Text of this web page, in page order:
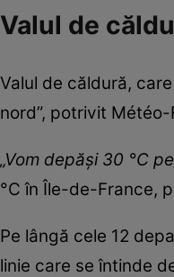
Valul de
Valul de căldură,
nord”, potrivit Météo-
„Vom depăşi 30 °C
°C în Île-de-France,
Pe lângă cele 12
linie care se întinde